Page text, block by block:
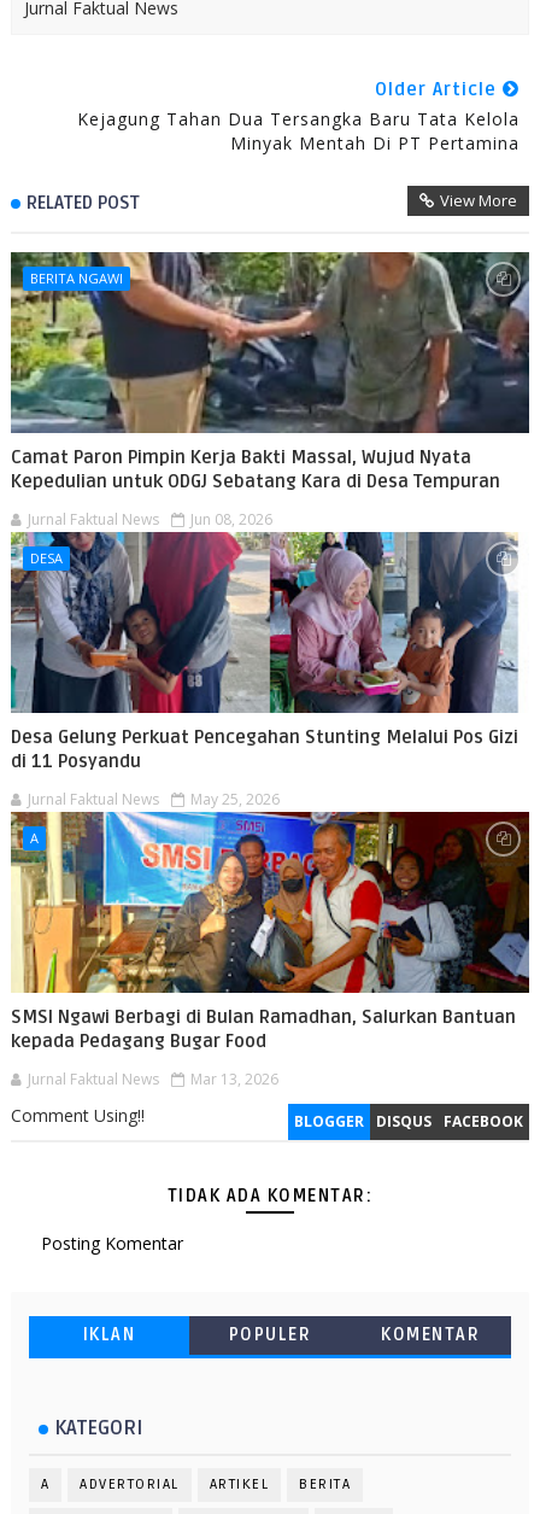
Jurnal Faktual News
Older Article
Kejagung Tahan Dua Tersangka Baru Tata Kelola
Minyak Mentah Di PT Pertamina
RELATED POST View More
BERITA NGAWI
Camat Paron Pimpin Kerja Bakti Massal, Wujud Nyata
Kepedulian untuk ODGJ Sebatang Kara di Desa Tempuran
Jurnal Faktual News Jun 08, 2026
DESA
Desa Gelung Perkuat Pencegahan Stunting Melalui Pos Gizi
di 11 Posyandu
Jurnal Faktual News May 25, 2026
A
SMSI Ngawi Berbagi di Bulan Ramadhan, Salurkan Bantuan
kepada Pedagang Bugar Food
Jurnal Faktual News Mar 13, 2026
BLOGGER DISQUS FACEBOOK
Comment Using!!
TIDAK ADA KOMENTAR:
Posting Komentar
IKLAN POPULER KOMENTAR
KATEGORI
A ADVERTORIAL ARTIKEL BERITA